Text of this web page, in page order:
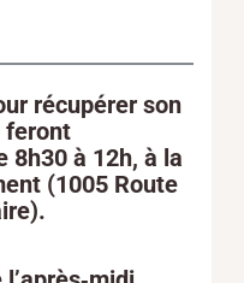
récupérer son
feront
8h30 à 12h, à la
(1005 Route